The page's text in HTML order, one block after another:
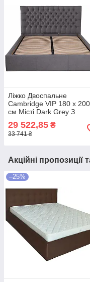
Ліжко Двоспальне
Cambridge VIP 180 х 200
см Місті Dark Grey З
додатковою металевою
цільнозварною рамою
Темно-сірий
29 522,85 ₴
33 741 ₴
Акційні пропозиції
–25%